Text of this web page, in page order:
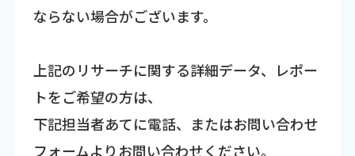
ならない場合がございます。
上記のリサーチに関する詳細データ、レポー
トをご希望の方は、
下記担当者あてに電話、またはお問い合わせ
フォームよりお問い合わせください。